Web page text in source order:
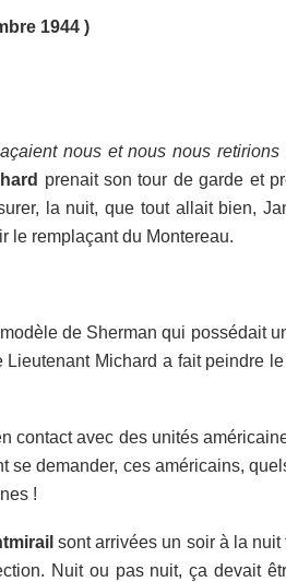
1944 )
nous et nous nous
prenait son tour de garde et
la nuit, que tout allait bien,
le remplaçant du Montereau.
de Sherman qui possédait
Lieutenant Michard a fait peindre
contact avec des unités
se demander, ces américains,
!
sont arrivées un soir à la
Nuit ou pas nuit, ça devait